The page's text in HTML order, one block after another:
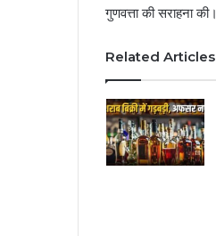
गुणवत्ता की सराहना की।
Related Articles